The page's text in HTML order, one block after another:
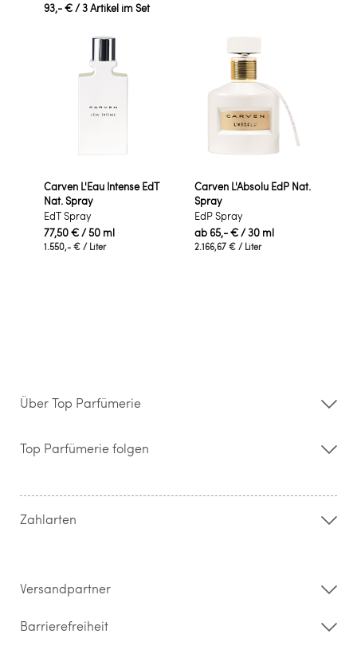
93,- €/ 3 Artikel im Set
Carven L'Eau Intense EdT
Nat. Spray
EdT Spray
77,50 €/ 50 ml
1.550,- € / Liter
Carven L'Absolu EdP Nat.
Spray
EdP Spray
ab 65,- €/ 30 ml
2.166,67 € / Liter
Über Top Parfümerie
Storefinder
Kontakt
Widerrufsrecht & Rückgabebedingungen
Top Parfümerie folgen
Zahlarten
Versandpartner
Barrierefreiheit